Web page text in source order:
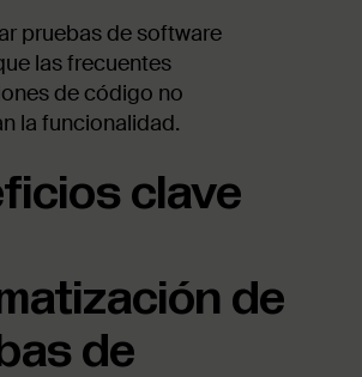
pruebas de software
las frecuentes
de código no
la funcionalidad.
clave
de
de